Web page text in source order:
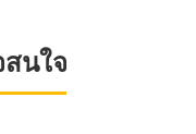
นใจ